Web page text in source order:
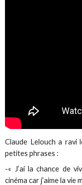
Claude Lelouch a ravi
petites phrases :
-« J’ai la chance de
cinéma car j’aime la vie